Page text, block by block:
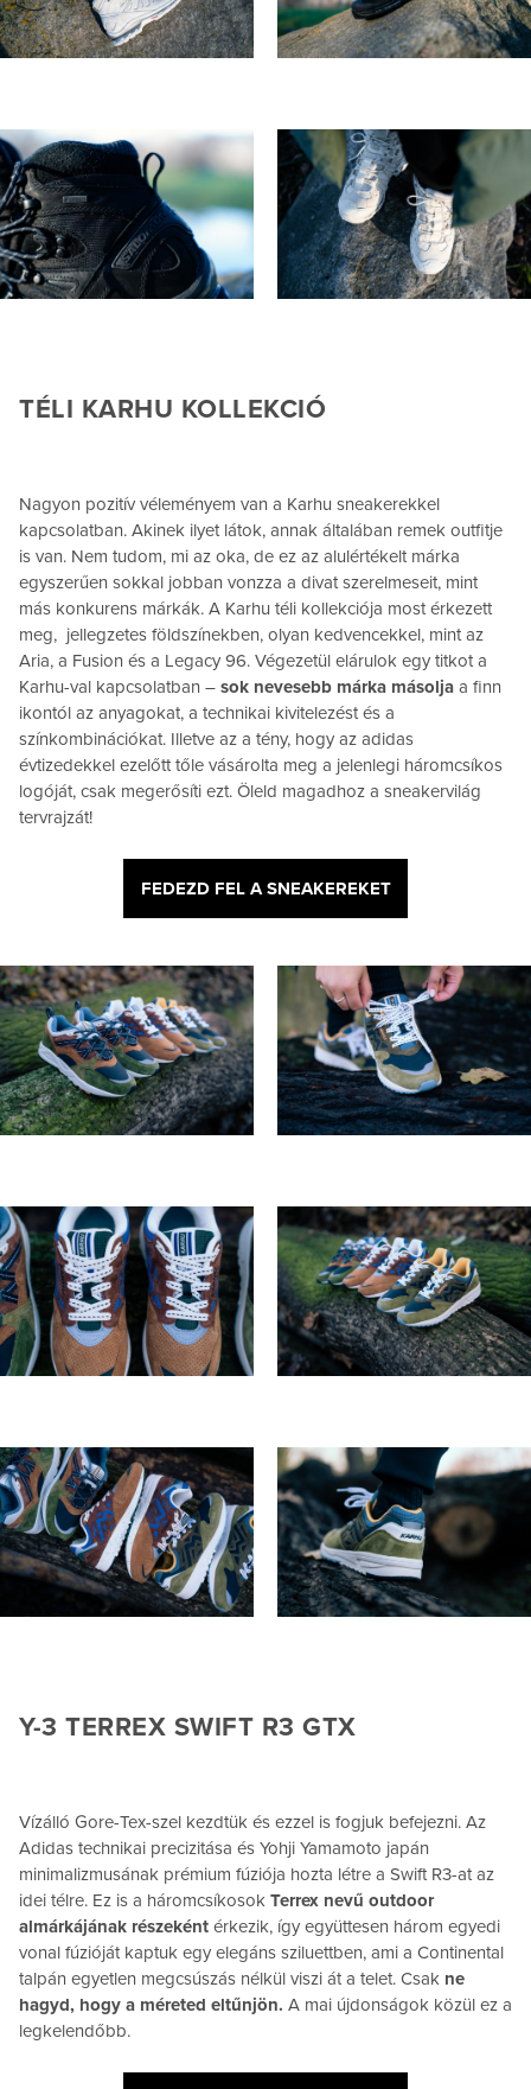
TÉLI KARHU KOLLEKCIÓ
Nagyon pozitív véleményem van a Karhu sneakerekkel
kapcsolatban. Akinek ilyet látok, annak általában remek outfitje
is van. Nem tudom, mi az oka, de ez az alulértékelt márka
egyszerűen sokkal jobban vonzza a divat szerelmeseit, mint
más konkurens márkák. A Karhu téli kollekciója most érkezett
meg, jellegzetes földszínekben, olyan kedvencekkel, mint az
Aria, a Fusion és a Legacy 96. Végezetül elárulok egy titkot a
Karhu-val kapcsolatban – sok nevesebb márka másolja a finn
ikontól az anyagokat, a technikai kivitelezést és a
színkombinációkat. Illetve az a tény, hogy az adidas
évtizedekkel ezelőtt tőle vásárolta meg a jelenlegi háromcsíkos
logóját, csak megerősíti ezt. Öleld magadhoz a sneakervilág
tervrajzát!
FEDEZD FEL A SNEAKEREKET
Y-3 TERREX SWIFT R3 GTX
Vízálló Gore-Tex-szel kezdtük és ezzel is fogjuk befejezni. Az
Adidas technikai precizitása és Yohji Yamamoto japán
minimalizmusának prémium fúziója hozta létre a Swift R3-at az
idei télre. Ez is a háromcsíkosok Terrex nevű outdoor
almárkájának részeként érkezik, így együttesen három egyedi
vonal fúzióját kaptuk egy elegáns sziluettben, ami a Continental
talpán egyetlen megcsúszás nélkül viszi át a telet. Csak ne
hagyd, hogy a méreted eltűnjön. A mai újdonságok közül ez a
legkelendőbb.